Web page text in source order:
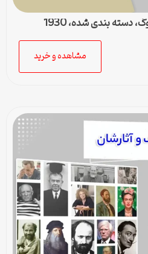
دانلود تمام نقاشی‌های ونگوگ، دسته بندی شده، 1930
مشاهده و خرید